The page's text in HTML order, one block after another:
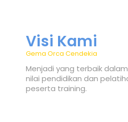
Visi Kami
Gema Orca Cendekia
Menjadi yang terbaik
nilai pendidikan dan
peserta training.